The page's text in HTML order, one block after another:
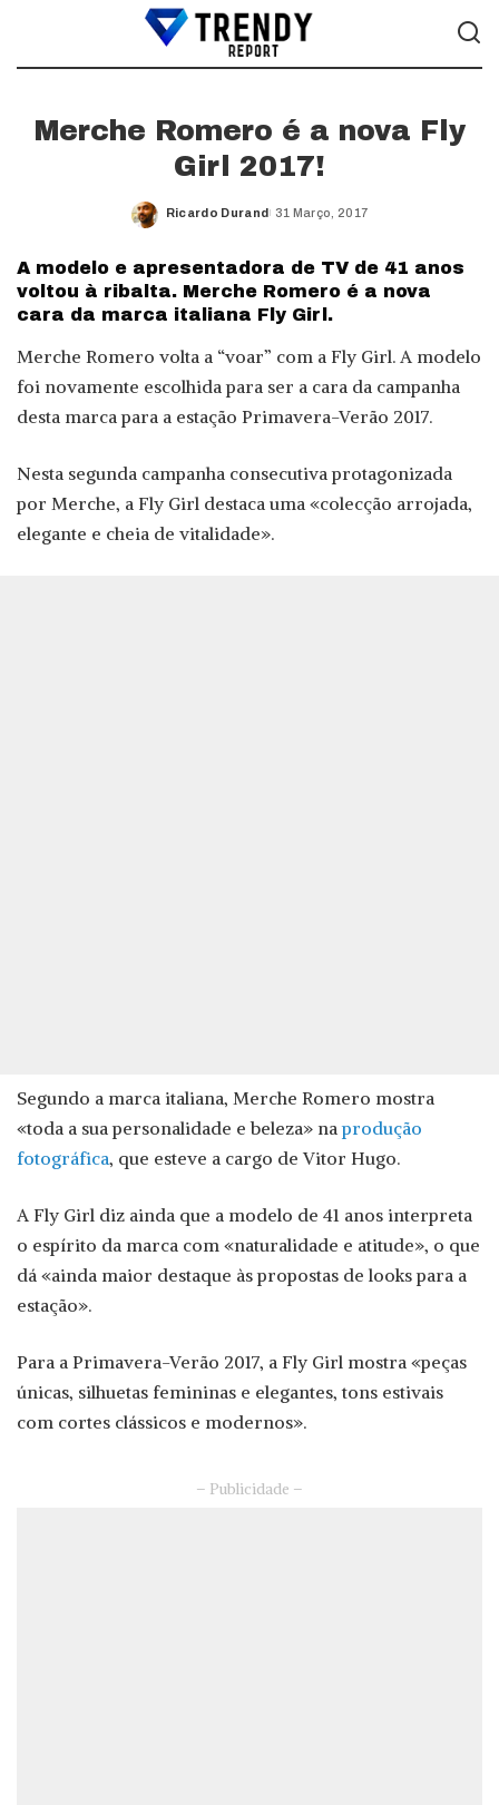
Merche Romero é a nova Fly
Girl 2017!
Posted
Ricardo Durand 31 Março, 2017
A modelo e apresentadora de TV de 41 anos
voltou à ribalta. Merche Romero é a nova
cara da marca italiana Fly Girl.
Merche Romero volta a “voar” com a Fly Girl. A modelo
foi novamente escolhida para ser a cara da campanha
desta marca para a estação Primavera-Verão 2017.
Nesta segunda campanha consecutiva protagonizada
por Merche, a Fly Girl destaca uma «colecção arrojada,
elegante e cheia de vitalidade».
Segundo a marca italiana, Merche Romero mostra
«toda a sua personalidade e beleza» naprodução
fotográfica, que esteve a cargo de Vitor Hugo.
A Fly Girl diz ainda que a modelo de 41 anos interpreta
o espírito da marca com «naturalidade e atitude», o que
dá «ainda maior destaque às propostas de looks para a
estação».
Para a Primavera-Verão 2017, a Fly Girl mostra «peças
únicas, silhuetas femininas e elegantes, tons estivais
com cortes clássicos e modernos».
– Publicidade –